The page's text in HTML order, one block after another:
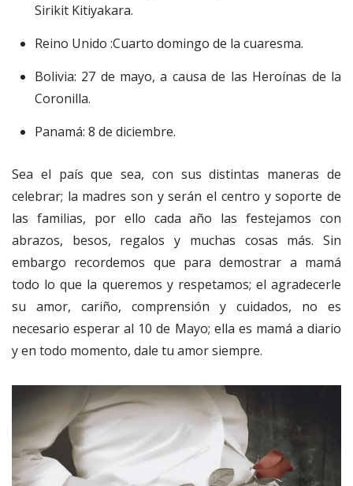
Sirikit Kitiyakara.
Reino Unido :Cuarto domingo de la cuaresma.
Bolivia: 27 de mayo, a causa de las Heroínas de la
Coronilla.
Panamá: 8 de diciembre.
Sea el país que sea, con sus distintas maneras de
celebrar; la madres son y serán el centro y soporte de
las familias, por ello cada año las festejamos con
abrazos, besos, regalos y muchas cosas más. Sin
embargo recordemos que para demostrar a mamá
todo lo que la queremos y respetamos; el agradecerle
su amor, cariño, comprensión y cuidados, no es
necesario esperar al 10 de Mayo; ella es mamá a diario
y en todo momento, dale tu amor siempre.